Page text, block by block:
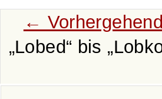
←
Lobed
bis